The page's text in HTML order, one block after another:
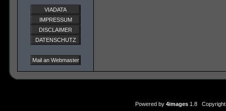
VIADATA
IMPRESSUM
DISCLAIMER
DATENSCHUTZ
Mail an Webmaster
Powered by 4images1.8 Copyright